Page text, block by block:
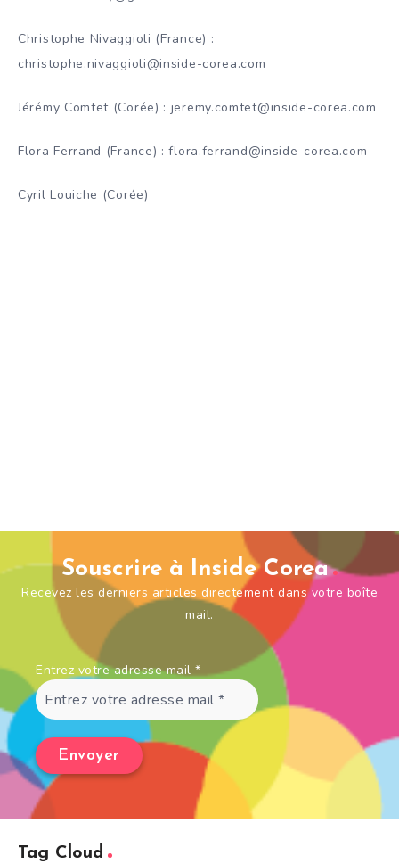
Christophe Nivaggioli (France) :
christophe.nivaggioli@inside-corea.com
Jérémy Comtet (Corée) : jeremy.comtet@inside-corea.com
Flora Ferrand (France) : flora.ferrand@inside-corea.com
Cyril Louiche (Corée)
Souscrire à Inside Corea
Recevez les derniers articles directement dans votre boîte
mail.
Entrez votre adresse mail *
Tag Cloud